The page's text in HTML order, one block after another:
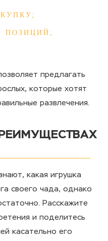
ПОЗИЦИЙ;
предлагать
которые хотят
развлечения.
какая игрушка
своего чада, однако
Расскажите
и поделитесь
касательно его